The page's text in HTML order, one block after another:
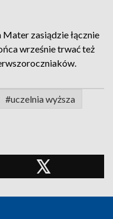
zasiądzie łącznie
wrześnie trwać też
#uczelnia wyższa